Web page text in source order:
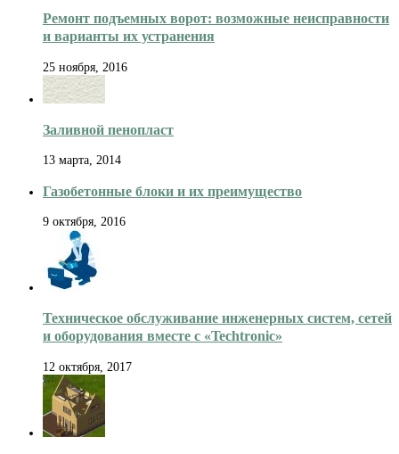
Ремонт подъемных ворот: возможные неисправности
и варианты их устранения
25 ноября, 2016
Заливной пенопласт
13 марта, 2014
Газобетонные блоки и их преимущество
9 октября, 2016
Техническое обслуживание инженерных систем, сетей
и оборудования вместе с «Techtronic»
12 октября, 2017